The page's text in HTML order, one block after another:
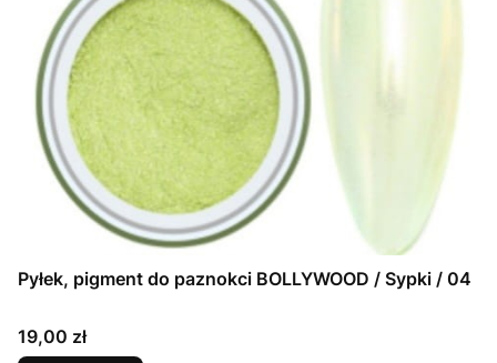
Pyłek, pigment do paznokci BOLLYWOOD / Sypki / 04
Cena
19,00 zł